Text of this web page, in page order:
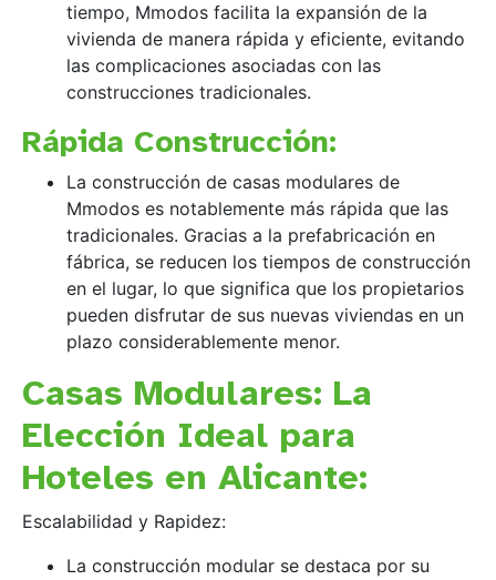
tiempo, Mmodos facilita la expansión de la
vivienda de manera rápida y eficiente, evitando
las complicaciones asociadas con las
construcciones tradicionales.
Rápida Construcción:
La construcción de casas modulares de
Mmodos es notablemente más rápida que las
tradicionales. Gracias a la prefabricación en
fábrica, se reducen los tiempos de construcción
en el lugar, lo que significa que los propietarios
pueden disfrutar de sus nuevas viviendas en un
plazo considerablemente menor.
Casas Modulares: La
Elección Ideal para
Hoteles en Alicante:
Escalabilidad y Rapidez:
La construcción modular se destaca por su